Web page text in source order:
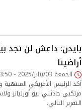
بايدن: داعش لن تجد
أراضينا
الجمعة 03/يناير/2025 - 03:50 ص
أكد الرئيس الأمريكي المنتهية
مرتكبي حادثتي نيو أورليانز
التقرير التالي.